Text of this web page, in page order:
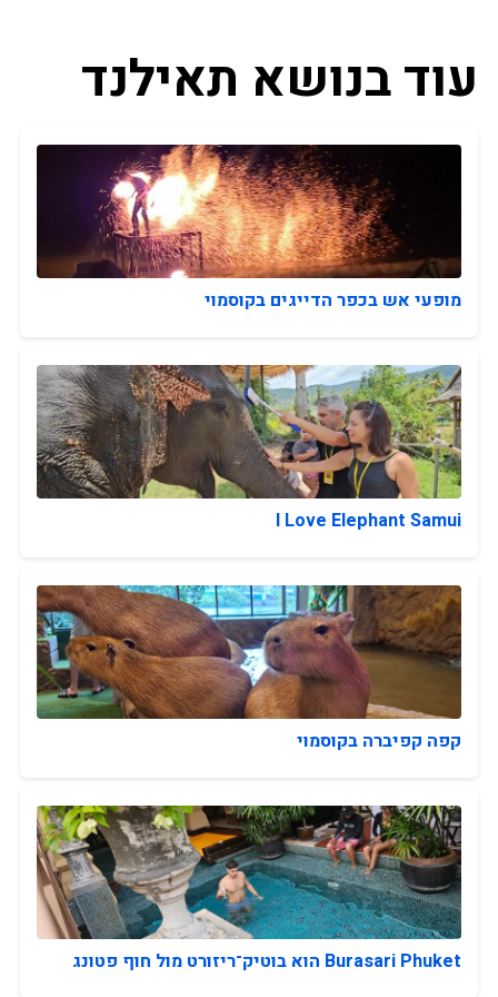
עוד בנושא תאילנד
מופעי אש בכפר הדייגים בקוסמוי
I Love Elephant Samui
קפה קפיברה בקוסמוי
Burasari Phuket הוא בוטיק־ריזורט מול חוף פטונג